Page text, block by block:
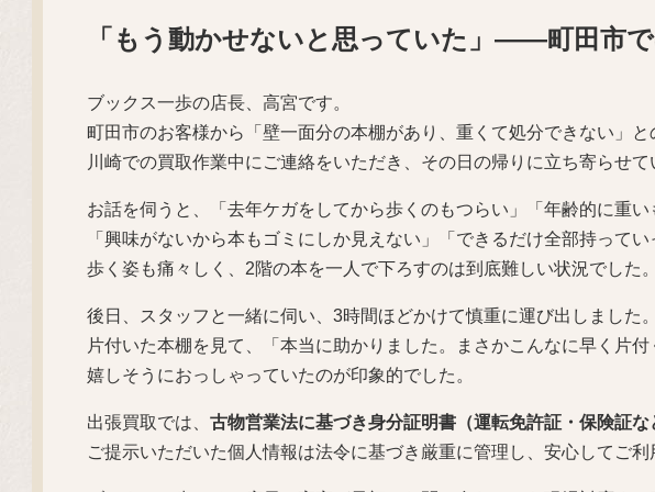
「もう動かせないと思っていた」——町田市
ブックス一歩の店長、高宮です。
町田市のお客様から「壁一面分の本棚があり、重くて処分できない」と
川崎での買取作業中にご連絡をいただき、その日の帰りに立ち寄らせて
お話を伺うと、「去年ケガをしてから歩くのもつらい」「年齢的に重い
「興味がないから本もゴミにしか見えない」「できるだけ全部持ってい
歩く姿も痛々しく、2階の本を一人で下ろすのは到底難しい状況でした。
後日、スタッフと一緒に伺い、3時間ほどかけて慎重に運び出しました。
片付いた本棚を見て、「本当に助かりました。まさかこんなに早く片
嬉しそうにおっしゃっていたのが印象的でした。
出張買取では、 古物営業法に基づき身分証明書（運転免許証・保険証な
ご提示いただいた個人情報は法令に基づき厳重に管理し、安心してご利